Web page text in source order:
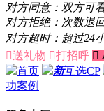
对方同意：双方可
对方拒绝：次数退
对方超时：超过24
送礼物 打招呼 
首页
新互选CP
功案例